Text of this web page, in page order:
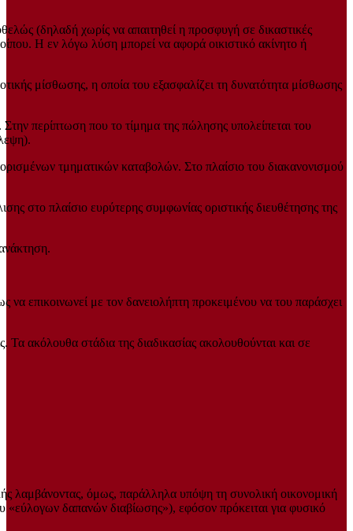
(δηλαδή χωρίς να απαιτηθεί η προσφυγή σε δικαστικές
Η εν λόγω λύση μπορεί να αφορά οικιστικό ακίνητο ή
μίσθωσης, η οποία του εξασφαλίζει τη δυνατότητα μίσθωσης
περίπτωση που το τίμημα της πώλησης υπολείπεται του
τμηματικών καταβολών. Στο πλαίσιο του διακανονισμού
στο πλαίσιο ευρύτερης συμφωνίας οριστικής διευθέτησης της
επικοινωνεί με τον δανειολήπτη προκειμένου να του παράσχει
ακόλουθα στάδια της διαδικασίας ακολουθούνται και σε
λαμβάνοντας, όμως, παράλληλα υπόψη τη συνολική οικονομική
«εύλογων δαπανών διαβίωσης»), εφόσον πρόκειται για φυσικό